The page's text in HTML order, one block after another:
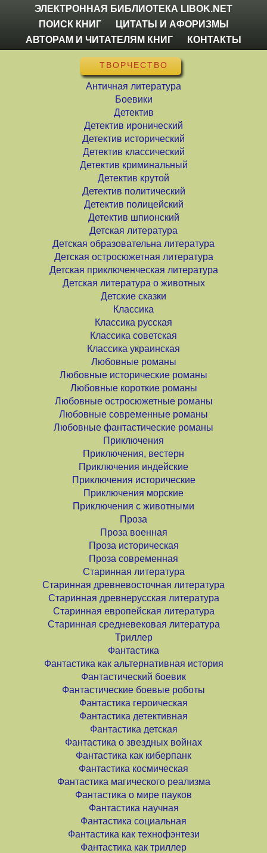
ЭЛЕКТРОННАЯ БИБЛИОТЕКА LIBOK.NET
ПОИСК КНИГ
ЦИТАТЫ И АФОРИЗМЫ
АВТОРАМ И ЧИТАТЕЛЯМ КНИГ
КОНТАКТЫ
ТВОРЧЕСТВО
Античная литература
Боевики
Детектив
Детектив иронический
Детектив исторический
Детектив классический
Детектив криминальный
Детектив крутой
Детектив политический
Детектив полицейский
Детектив шпионский
Детская литература
Детская образовательна литература
Детская остросюжетная литература
Детская приключенческая литература
Детская литература о животных
Детские сказки
Классика
Классика русская
Классика советская
Классика украинская
Любовные романы
Любовные исторические романы
Любовные короткие романы
Любовные остросюжетные романы
Любовные современные романы
Любовные фантастические романы
Приключения
Приключения, вестерн
Приключения индейские
Приключения исторические
Приключения морские
Приключения с животными
Проза
Проза военная
Проза историческая
Проза современная
Старинная литература
Старинная древневосточная литература
Старинная древнерусская литература
Старинная европейская литература
Старинная средневековая литература
Триллер
Фантастика
Фантастика как альтернативная история
Фантастический боевик
Фантастические боевые роботы
Фантастика героическая
Фантастика детективная
Фантастика детская
Фантастика о звездных войнах
Фантастика как киберпанк
Фантастика космическая
Фантастика магического реализма
Фантастика о мире пауков
Фантастика научная
Фантастика социальная
Фантастика как технофэнтези
Фантастика как триллер